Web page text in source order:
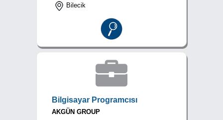
Bilecik
Bilgisayar Programcısı
AKGÜN GROUP